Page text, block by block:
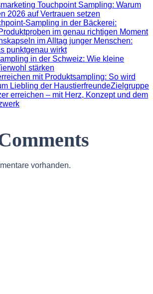
Touchpoint Sampling: Warum
2026 auf Vertrauen setzen
Sampling in der Bäckerei:
im genau richtigen Moment
im Alltag junger Menschen:
punktgenau wirkt
in der Schweiz: Wie kleine
stärken
mit Produktsampling: So wird
Liebling der HaustierfreundeZielgruppe
erreichen – mit Herz, Konzept und dem
vorhanden.